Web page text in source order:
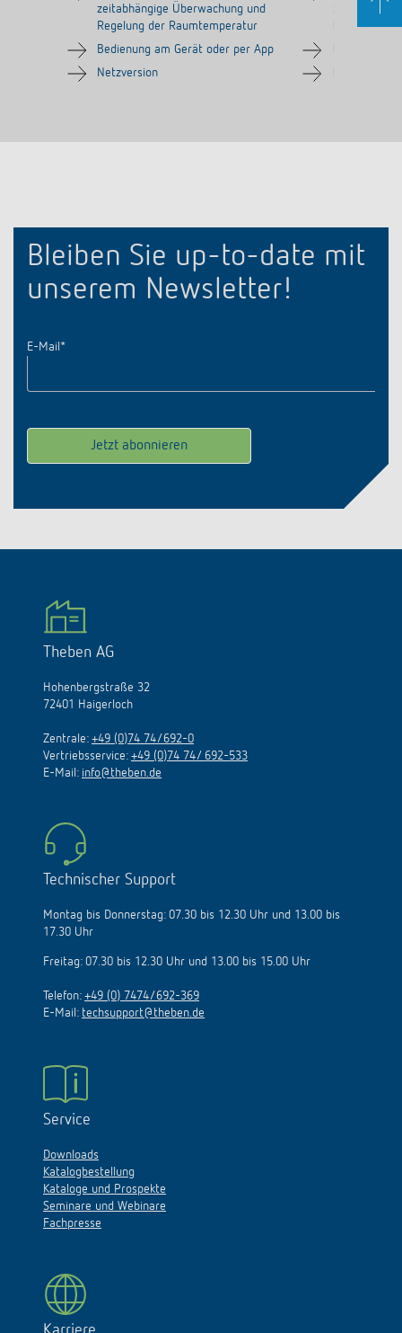
zeitabhängige Überwachung und
Regelung der Raumtemperatur
Bedienung am Gerät oder per App
Netzversion
Regelung
Bleiben Sie up-to-date mit
unserem Newsletter!
E-Mail *
Theben AG
Hohenbergstraße 32
72401 Haigerloch
Zentrale: +49 (0)74 74/692-0
Vertriebsservice: +49 (0)74 74/ 692-533
E-Mail: info@theben.de
Technischer Support
Montag bis Donnerstag: 07.30 bis 12.30 Uhr und 13.00 bis
17.30 Uhr
Freitag: 07.30 bis 12.30 Uhr und 13.00 bis 15.00 Uhr
Telefon: +49 (0) 7474/692-369
E-Mail: techsupport@theben.de
Service
Downloads
Katalogbestellung
Kataloge und Prospekte
Seminare und Webinare
Fachpresse